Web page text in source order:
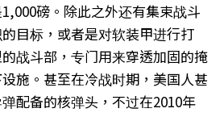
磅。除此之外还有集束战斗
目标，或者是对软装甲进行打
战斗部，专门用来穿透加固的掩
施。甚至在冷战时期，美国人甚
配备的核弹头，不过在2010年